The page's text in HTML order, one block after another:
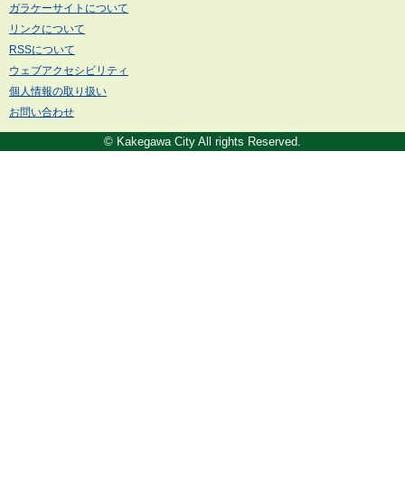
ガラケーサイトについて
リンクについて
RSSについて
ウェブアクセシビリティ
個人情報の取り扱い
お問い合わせ
© Kakegawa City All rights Reserved.